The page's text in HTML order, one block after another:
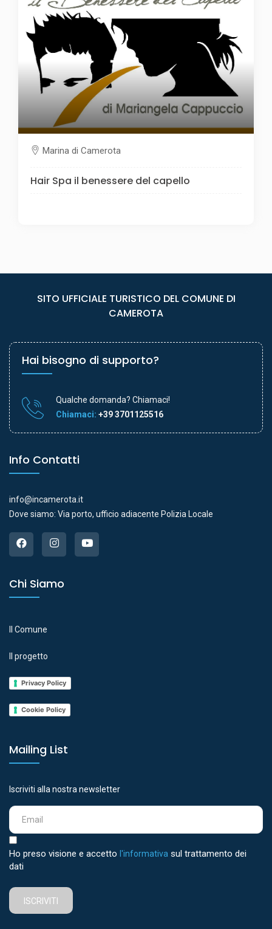
Marina di Camerota
Hair Spa il benessere del capello
SITO UFFICIALE TURISTICO DEL COMUNE DI
CAMEROTA
Hai bisogno di supporto?
Qualche domanda? Chiamaci!
Chiamaci: +39 3701125516
Info Contatti
info@incamerota.it
Dove siamo: Via porto, ufficio adiacente Polizia Locale
Chi Siamo
Il Comune
Il progetto
Privacy Policy
Cookie Policy
Mailing List
Iscriviti alla nostra newsletter
Ho preso visione e accetto l'informativa sul trattamento dei
dati
ISCRIVITI